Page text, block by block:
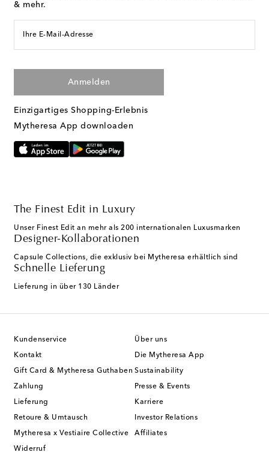
& mehr.
Ihre E-Mail-Adresse
Anmelden
Einzigartiges Shopping-Erlebnis
Mytheresa App downloaden
The Finest Edit in Luxury
Unser Finest Edit an mehr als 200 internationalen Luxusmarken
Designer-Kollaborationen
Capsule Collections, die exklusiv bei Mytheresa erhältlich sind
Schnelle Lieferung
Lieferung in über 130 Länder
Kundenservice
Kontakt
Gift Card & Mytheresa Guthaben
Zahlung
Lieferung
Retoure & Umtausch
Mytheresa x Vestiaire Collective
Widerruf
Über uns
Die Mytheresa App
Sustainability
Presse & Events
Karriere
Investor Relations
Affiliates